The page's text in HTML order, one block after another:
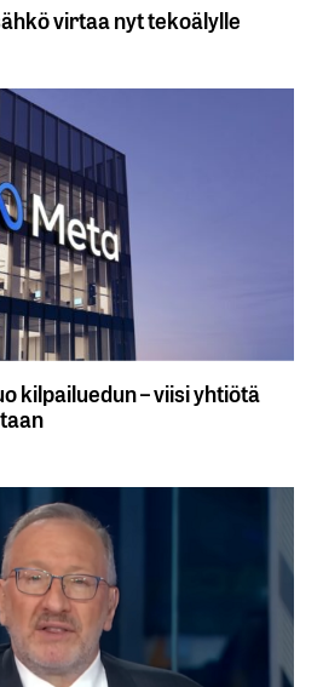
virtaa nyt tekoälylle
kilpailuedun – viisi yhtiötä